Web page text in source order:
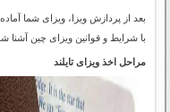
بعد از پردازش ویزا، ویزای شما
با شرایط و قوانین ویزای چین آشنا
مراحل اخذ ویزای تایلند